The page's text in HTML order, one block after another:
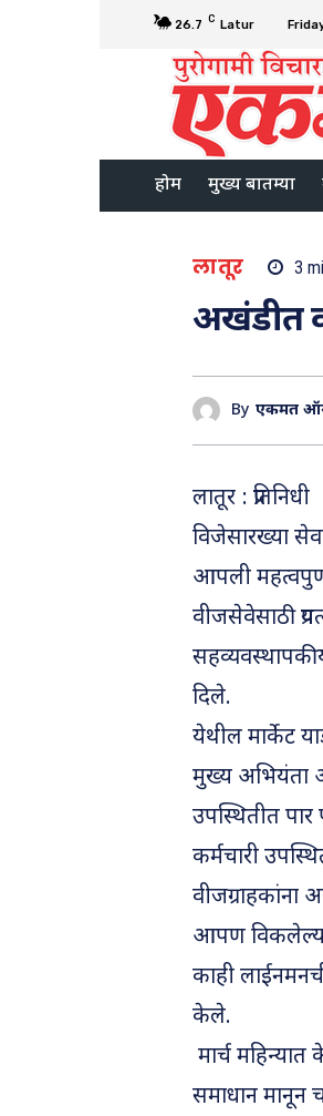
26.7 C Latur
होम मुख्य बातम्या
लातूर 3
अखंडीत
By एकमत
लातूर : प्रतिनिधी
विजेसारख्या
आपली
वीजसेवेसाठी
दिले.
येथील मार्केट
मुख्य अभियंता
उपस्थितीत
कर्मचारी
वीजग्राहकांना
आपण विकलेल्या
काही
केले.
मार्च
समाधान मानून